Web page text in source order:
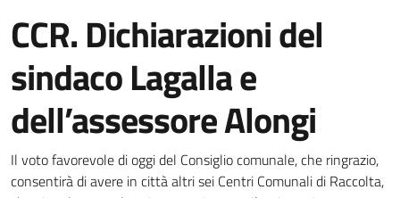
CCR. Dichiarazioni del
sindaco Lagalla e
dell’assessore Alongi
Dettagli della notizia
Il voto favorevole di oggi del Consiglio comunale, che ringrazio,
consentirà di avere in città altri sei Centri Comunali di Raccolta,